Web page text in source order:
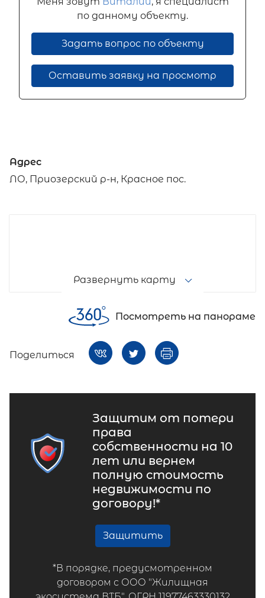
по данному объекту.
Задать вопрос по объекту
Оставить заявку на просмотр
Адрес
ЛО, Приозерский р-н, Красное пос.
Развернуть карту
Посмотреть на панораме
Поделиться
Защитим от потери
права
собственности на 10
лет или вернем
полную стоимость
недвижимости по
договору!*
Защитить
*В порядке, предусмотренном
договором с ООО "Жилищная